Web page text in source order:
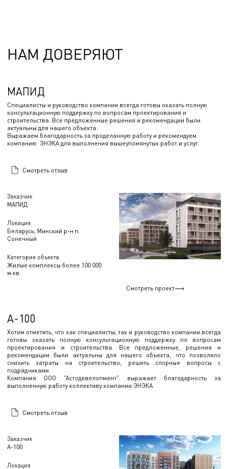
НАМ ДОВЕРЯЮТ
Заказчик
МАПИД
Локация
Беларусь, Минский р-н п.
Сонечный
Категория объекта
Жилые комплексы более 100 000
м.кв.
МАПИД
Специалисты и руководство компании всегда готовы оказать полную
консультационную поддержку по вопросам проектирования и
строительства. Все предложенные решения и рекомендации были
актуальны для нашего объекта.
Выражаем благодарность за проделанную работу и рекомендуем
компанию ЭНЭКА для выполнения вышеупомянутых работ и услуг.
Смотреть отзыв
Смотреть проект
Заказчик
А-100
Локация
А-100
Хотим отметить, что как специалисты, так и руководство компании всегда
готовы оказать полную консультационную поддержку пл вопросам
проектирования и строительства. Все предложенные, решения и
рекомендации были актуальны для нашего объекта, что позволило
снизить затраты на строительство, решить спорные вопросы с
подрядчиками.
Компания ООО "Астодевелопмент" выражает благодарность за
выполненную работу коллективу компании ЭНЭКА.
Смотреть отзыв